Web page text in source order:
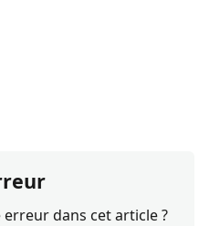
dans cet article ?